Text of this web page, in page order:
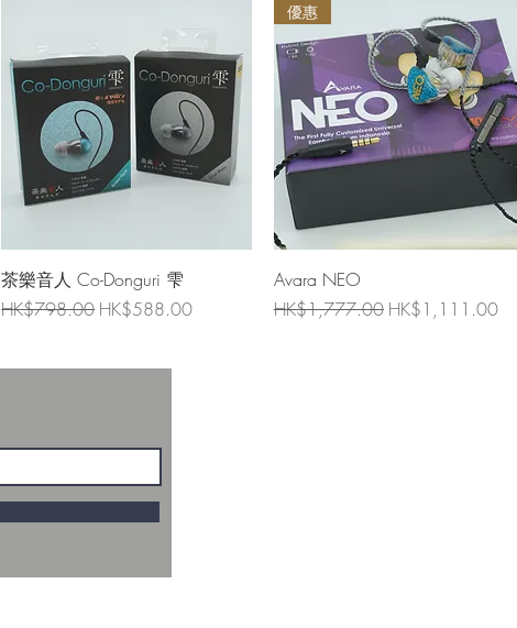
快速瀏覽
茶樂音人 Co-Donguri 雫
一般價格
HK$798.00 促銷價格
HK$588.00
優惠
Avara NEO
一般價格
HK$1,777.00 促銷價格
HK$1,111.00